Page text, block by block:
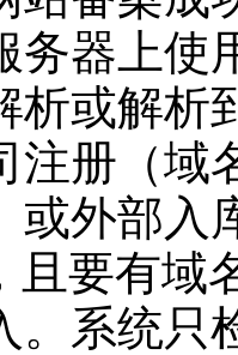
务器上使
析或解析
注册（域
或外部入
且要有域
。系统只